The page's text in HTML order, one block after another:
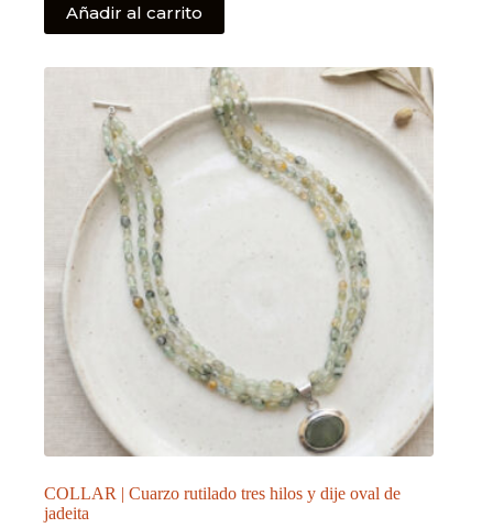
Añadir al carrito
COLLAR | Cuarzo rutilado tres hilos y dije oval de
jadeita